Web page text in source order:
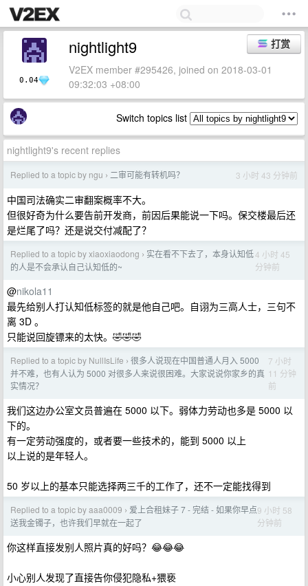
0.04
打赏
nightlight9
V2EX member #295426, joined on 2018-03-01
09:32:03 +08:00
Switch topics list
nightlight9's recent replies
Replied to a topic by ngu › 二审可能有转机吗？ 3 小时 43 分钟前
中国司法确实二审翻案概率不大。
但很好奇为什么要告前开发商，前因后果能说一下吗。保交楼最后还
是烂尾了吗？还是说交付减配了？
Replied to a topic by xiaoxiaodong › 实在看不下去了，本身认知低
的人是不会承认自己认知低的~
4 小时 45
分钟前
@nikola11
最先给别人打认知低标签的就是他自己吧。自诩为三高人士，三句不
离 3D 。
只能说回旋镖来的太快。🤣🤣🤣
Replied to a topic by NullIsLife › 很多人说现在中国普通人月入 5000
并不难，也有人认为 5000 对很多人来说很困难。大家说说你家乡的真
实情况？
7 小时
11 分钟
前
我们这边办公室文员普遍在 5000 以下。弱体力劳动也多是 5000 以
下的。
有一定劳动强度的，或者要一些技术的，能到 5000 以上
以上说的是年轻人。
50 岁以上的基本只能选择两三千的工作了，还不一定能找得到
Replied to a topic by aaa0009 › 爱上合租妹子 7 - 完结 - 如果你早点
送我金镯子，也许我们早就在一起了
9 小时 58
分钟前
你这样直接发别人照片真的好吗？😂😂😂
小心别人发现了直接告你侵犯隐私+猥亵